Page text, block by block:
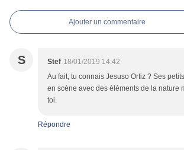
Ajouter un commentaire
S Stef 18/01/2019 14:42
Au fait, tu connais Jesuso Ortiz ? Ses
en scène avec des éléments de la nature
toi.
Répondre